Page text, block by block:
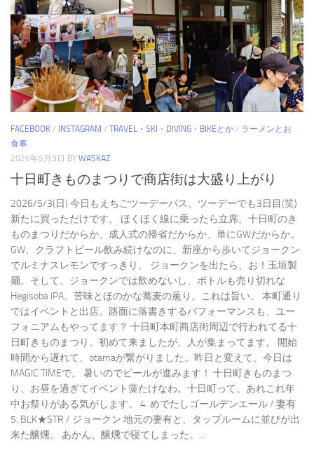
FACEBOOK / INSTAGRAM / TRAVEL・SKI・DIVING・BIKEとか / ラーメンとお
食事
2026年5月3日 BY WASKAZ
十日町きものまつりで商店街は大盛り上がり
2026/5/3(日) 今日もえちごツーデーパス。ツーデーでも3日目(笑)
新たに買っただけです。 ほくほく線に乗ったら立席。十日町のき
ものまつりだからか、成人式の帰省だからか、単にGWだからか。
GW、クラフトビール飲み続けなのに、新座から歩いてジョークン
でルミナスレモンですっきり。 ジョークンを出たら、お！玉垣製
麺。そして、ジョークンでは飲めないし、ボトルも売り切れな
Hegisoba IPA。苦味とほのかな蕎麦の薫り。これは旨い。 本町通り
ではイベントと出店。路面に落書きするパフォーマンスも、ユー
フォニアムもやってます？ 十日町本町商店街周辺で行われてる十
日町きものまつり。初めて来ましたが、人が集まってます。 開始
時間から遅れて、otamaが繋がりました。昨日と変えて、今日は
MAGIC TIMEで。 暑いのでビールが進みます！ 十日町きものまつ
り、お昼を過ぎてイベント藻たけなわ。十日町って、あれこれ年
中お祭りがある気がします。 4. めでたしゴールデンエール / 妻有
5. BLK★STR / ジョークン 地元の妻有と、タップルームに並びが出
来た醸燻。 あかん、醸燻で寝てしまった。...